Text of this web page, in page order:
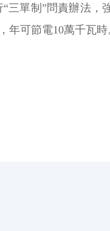
單制”問責辦法，
可節電10萬千瓦時